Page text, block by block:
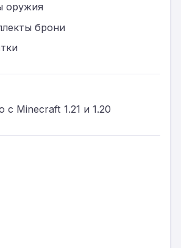
оружия
брони
Minecraft 1.21 и 1.20